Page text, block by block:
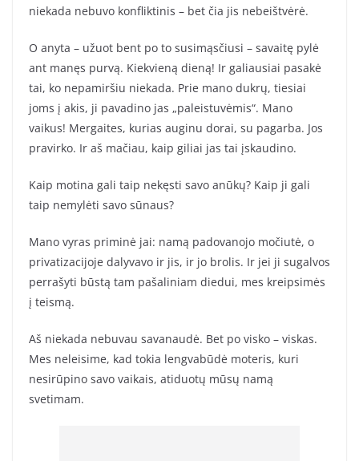
niekada nebuvo konfliktinis – bet čia jis nebeištvėrė.
O anyta – užuot bent po to susimąsčiusi – savaitę pylė
ant manęs purvą. Kiekvieną dieną! Ir galiausiai pasakė
tai, ko nepamiršiu niekada. Prie mano dukrų, tiesiai
joms į akis, ji pavadino jas „paleistuvėmis“. Mano
vaikus! Mergaites, kurias auginu dorai, su pagarba. Jos
pravirko. Ir aš mačiau, kaip giliai jas tai įskaudino.
Kaip motina gali taip nekęsti savo anūkų? Kaip ji gali
taip nemylėti savo sūnaus?
Mano vyras priminė jai: namą padovanojo močiutė, o
privatizacijoje dalyvavo ir jis, ir jo brolis. Ir jei ji sugalvos
perrašyti būstą tam pašaliniam diedui, mes kreipsimės
į teismą.
Aš niekada nebuvau savanaudė. Bet po visko – viskas.
Mes neleisime, kad tokia lengvabūdė moteris, kuri
nesirūpino savo vaikais, atiduotų mūsų namą
svetimam.